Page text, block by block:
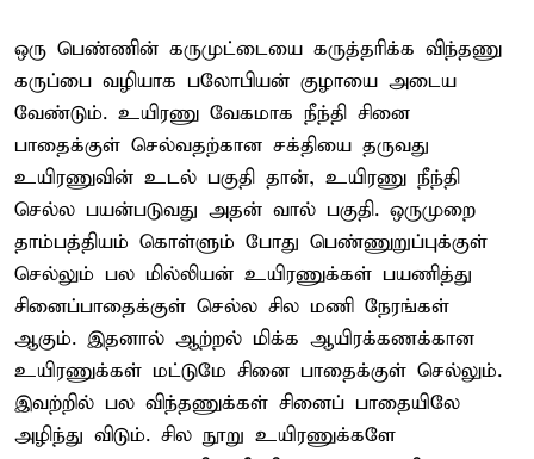
ஒரு பெண்ணின் கருமுட்டையை கருத்தரிக்க விந்தணு
கருப்பை வழியாக பலோபியன் குழாயை அடைய
வேண்டும். உயிரணு வேகமாக நீந்தி சினை
பாதைக்குள் செல்வதற்கான சக்தியை தருவது
உயிரணுவின் உடல் பகுதி தான், உயிரணு நீந்தி
செல்ல பயன்படுவது அதன் வால் பகுதி. ஒருமுறை
தாம்பத்தியம் கொள்ளும் போது பெண்ணுறுப்புக்குள்
செல்லும் பல மில்லியன் உயிரணுக்கள் பயணித்து
சினைப்பாதைக்குள் செல்ல சில மணி நேரங்கள்
ஆகும். இதனால் ஆற்றல் மிக்க ஆயிரக்கணக்கான
உயிரணுக்கள் மட்டுமே சினை பாதைக்குள் செல்லும்.
இவற்றில் பல விந்தணுக்கள் சினைப் பாதையிலே
அழிந்து விடும். சில நூறு உயிரணுக்களே